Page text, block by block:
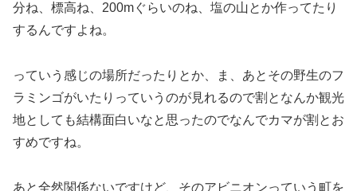
分ね、標高ね、200mぐらいのね、塩の山とか作ってたり
するんですよね。
っていう感じの場所だったりとか、ま、あとその野生のフ
ラミンゴがいたりっていうのが見れるので割となんか観光
地としても結構面白いなと思ったのでなんでカマが割とお
すめですね。
あと全然関係ないですけど、そのアビニオンっていう町を